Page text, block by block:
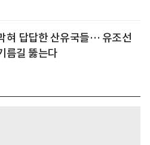
혀 답답한 산유국들… 유조선
름길 뚫는다